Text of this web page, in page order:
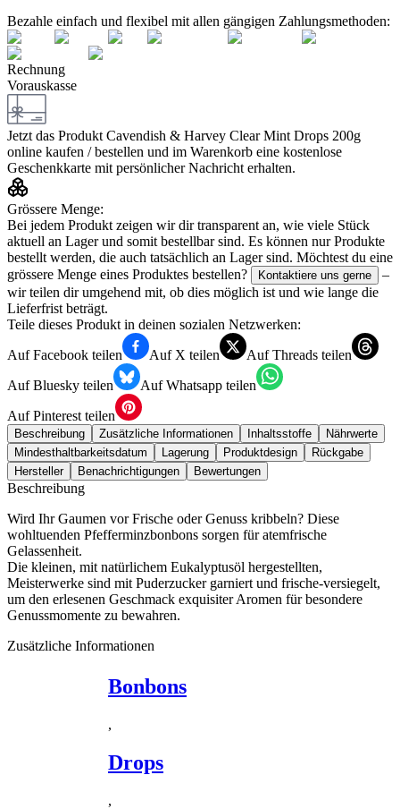
Bezahle einfach und flexibel mit allen gängigen Zahlungsmethoden:
Rechnung
Vorauskasse
Jetzt das Produkt Cavendish & Harvey Clear Mint Drops 200g
online kaufen / bestellen und im Warenkorb eine kostenlose
Geschenkkarte mit persönlicher Nachricht erhalten.
Grössere Menge:
Bei jedem Produkt zeigen wir dir transparent an, wie viele Stück
aktuell an Lager und somit bestellbar sind. Es können nur Produkte
bestellt werden, die auch tatsächlich an Lager sind. Möchtest du eine
grössere Menge eines Produktes bestellen?
Kontaktiere uns gerne
–
wir teilen dir umgehend mit, ob dies möglich ist und wie lange die
Lieferfrist beträgt.
Teile dieses Produkt in deinen sozialen Netzwerken:
Auf Facebook teilen
Auf X teilen
Auf Threads teilen
Auf Bluesky teilen
Auf Whatsapp teilen
Auf Pinterest teilen
Beschreibung Zusätzliche Informationen Inhaltsstoffe
Nährwerte
Mindesthaltbarkeitsdatum
Lagerung Produktdesign
Rückgabe
Hersteller
Benachrichtigungen Bewertungen
Beschreibung
Wird Ihr Gaumen vor Frische oder Genuss kribbeln? Diese
wohltuenden Pfefferminzbonbons sorgen für atemfrische
Gelassenheit.
Die kleinen, mit natürlichem Eukalyptusöl hergestellten,
Meisterwerke sind mit Puderzucker garniert und frische-versiegelt,
um den erlesenen Geschmack exquisiter Aromen für besondere
Genussmomente zu bewahren.
Zusätzliche Informationen
Bonbons
,
Drops
,